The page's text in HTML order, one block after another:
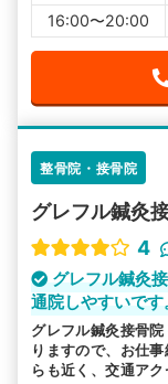
16:00〜20:00
整骨院・接骨院
グレフル鍼灸
4
グレフル鍼灸
通院しやすいです
グレフル鍼灸接骨
りますので、お仕
らも近く、交通アク